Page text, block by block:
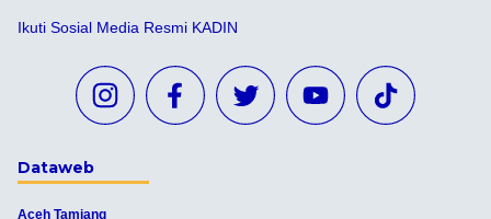
Ikuti Sosial Media Resmi KADIN
Dataweb
Aceh Tamiang